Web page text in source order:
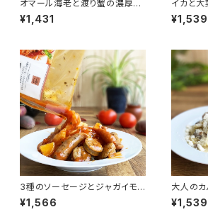
オマール海老と渡り蟹の濃厚ク
リームソース
¥1,431
イカと大
ス
¥1,539
3種のソーセージとジャガイモ
のアラビアータ（辛口）
¥1,566
大人のカ
ォルマッ
¥1,539